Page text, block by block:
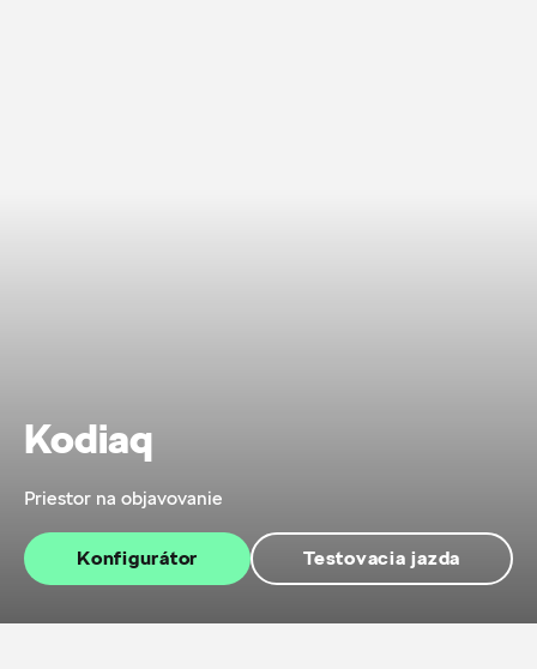
Kodiaq
Priestor na objavovanie
Konfigurátor Testovacia jazda